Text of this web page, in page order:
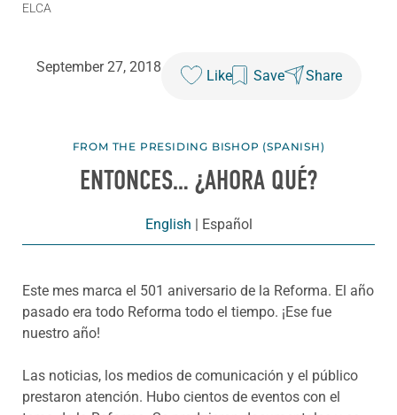
ELCA
September 27, 2018
Like Save Share
FROM THE PRESIDING BISHOP (SPANISH)
ENTONCES… ¿AHORA QUÉ?
English | Español
Este mes marca el 501 aniversario de la Reforma. El año
pasado era todo Reforma todo el tiempo. ¡Ese fue
nuestro año!
Las noticias, los medios de comunicación y el público
prestaron atención. Hubo cientos de eventos con el